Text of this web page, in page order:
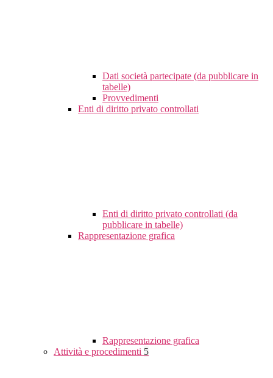
Dati società partecipate (da pubblicare in
tabelle)
Provvedimenti
Enti di diritto privato controllati
Enti di diritto privato controllati (da
pubblicare in tabelle)
Rappresentazione grafica
Rappresentazione grafica
Attività e procedimenti 5